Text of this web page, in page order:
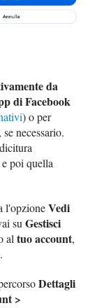
da
di Facebook
) o per
necessario.
poi quella
l'opzioneVedi
suGestisci
altuo account,
.
Dettagli
>